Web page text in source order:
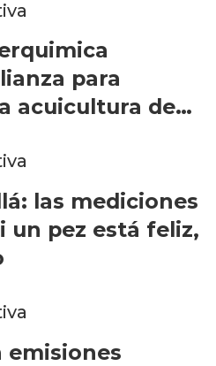
para
acuicultura de
las mediciones
un pez está feliz,
emisiones